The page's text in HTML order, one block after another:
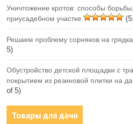
Уничтожение кротов: способы
приусадебном участке
Решаем проблему сорняков на
5)
Обустройство детской площадки с
покрытием из резиновой плитки на
of 5)
Товары для дачи